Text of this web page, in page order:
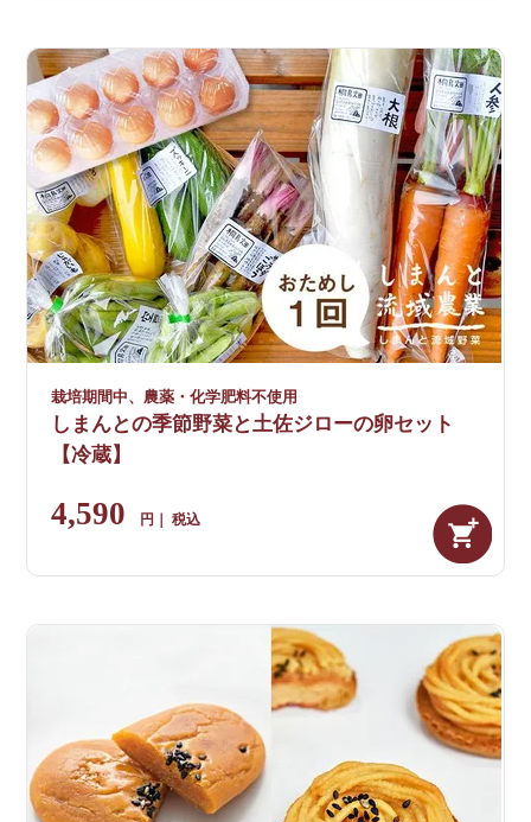
栽培期間中、農薬・化学肥料不使用
しまんとの季節野菜と土佐ジローの卵セット
【冷蔵】
4,590 税込